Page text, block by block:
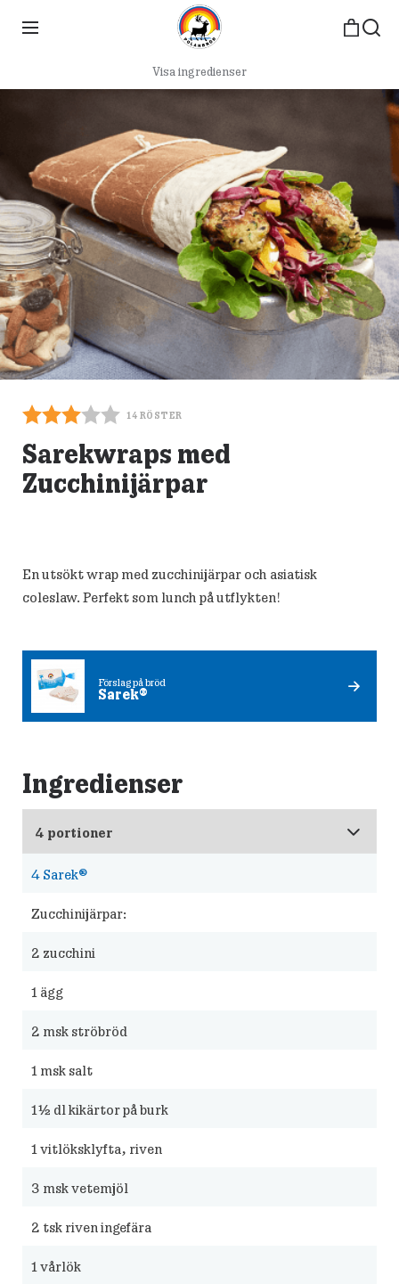
Visa ingredienser
14 RÖSTER
Sarekwraps med
Zucchinijärpar
En utsökt wrap med zucchinijärpar och asiatisk
coleslaw. Perfekt som lunch på utflykten!
Förslag på bröd
Sarek®
Ingredienser
4 Sarek®
Zucchinijärpar:
2 zucchini
1 ägg
2 msk ströbröd
1 msk salt
1½ dl kikärtor på burk
1vitlöksklyfta, riven
3 msk vetemjöl
2 tsk riven ingefära
1vårlök